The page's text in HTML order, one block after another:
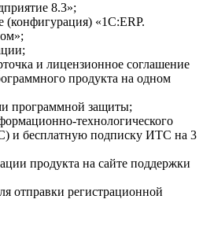
8.3»;
(конфигурация) «1С:ERP.
и лицензионное соглашение
продукта на одном
программной защиты;
технологического
и бесплатную подписку ИТС на 3
продукта на сайте поддержки
отправки регистрационной